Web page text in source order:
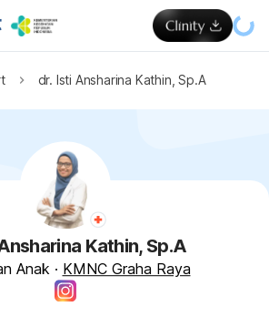
dr. Isti Ansharina Kathin, Sp.A
Kathin, Sp.A
Anak · KMNC Graha Raya